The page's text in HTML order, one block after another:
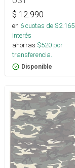
$ 12.990
en 6cuotas de $2.165
interés
ahorras $520 por
transferencia.
Disponible